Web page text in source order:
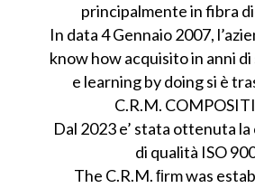
principalmente in fibra
In data 4 Gennaio 2007,
know how acquisito in anni
e learning by doing si è
C.R.M.
Dal 2023 e’ stata ottenuta
di qualità ISO
The C.R.M. ﬁrm was